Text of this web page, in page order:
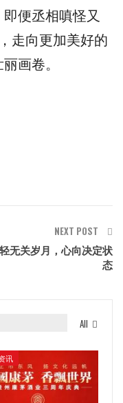
便丞相嗔怪又
走向更加美好的
画卷。
NEXT POST
无关岁月，心向决定状
态
All
讯